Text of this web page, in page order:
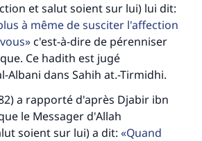
et salut soient sur lui) lui dit:
à même de susciter l'affection
c'est-à-dire de pérenniser
Ce hadith est jugé
Albani dans Sahih at.-Tirmidhi.
a rapporté d'après Djabir ibn
le Messager d'Allah
soient sur lui) a dit:
Quand